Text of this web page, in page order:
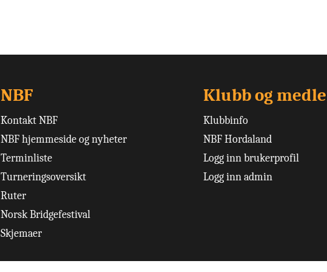
NBF
Kontakt NBF
NBF hjemmeside og nyheter
Terminliste
Turneringsoversikt
Ruter
Norsk Bridgefestival
Skjemaer
Klubb og
Klubbinfo
NBF Hordaland
Logg inn brukerprofil
Logg inn admin